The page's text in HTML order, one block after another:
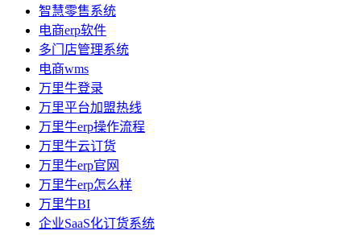
智慧零售系统
电商erp软件
多门店管理系统
电商wms
万里牛登录
万里平台加盟热线
万里牛erp操作流程
万里牛云订货
万里牛erp官网
万里牛erp怎么样
万里牛BI
企业SaaS化订货系统